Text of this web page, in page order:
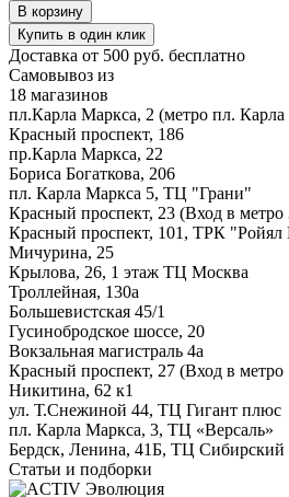
В корзину
Купить в один клик
Доставка от 500 руб. бесплатно
Самовывоз из
18 магазинов
пл.Карла Маркса, 2 (метро пл.
Красный проспект, 186
пр.Карла Маркса, 22
Бориса Богаткова, 206
пл. Карла Маркса 5, ТЦ "Грани"
Красный проспект, 23 (Вход в метро
Красный проспект, 101, ТРК "Ройял
Мичурина, 25
Крылова, 26, 1 этаж ТЦ Москва
Троллейная, 130а
Большевистская 45/1
Гусинобродское шоссе, 20
Вокзальная магистраль 4а
Красный проспект, 27 (Вход в метро
Никитина, 62 к1
ул. Т.Снежиной 44, ТЦ Гигант плюс
пл. Карла Маркса, 3, ТЦ «Версаль»
Бердск, Ленина, 41Б, ТЦ Сибирский
Статьи и подборки